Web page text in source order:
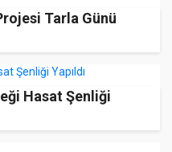
Tarla Günü
Hasat Şenliği